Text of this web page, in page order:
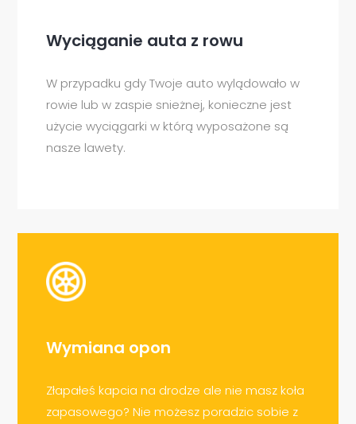
Wyciąganie auta z rowu
W przypadku gdy Twoje auto wylądowało w
rowie lub w zaspie snieżnej, konieczne jest
użycie wyciągarki w którą wyposażone są
nasze lawety.
Wymiana opon
Złapałeś kapcia na drodze ale nie masz koła
zapasowego? Nie możesz poradzic sobie z